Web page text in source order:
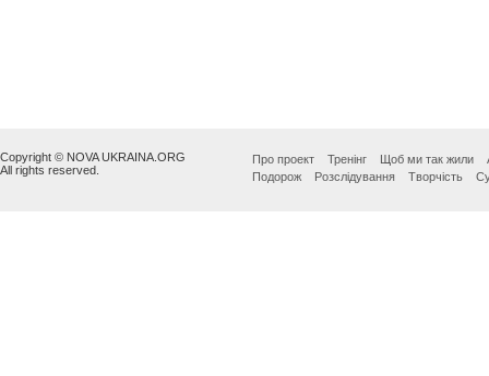
Copyright © NOVA UKRAINA.ORG
All rights reserved.
Про проект Тренінг Щоб ми так жили
Подорож
Розслідування Творчість